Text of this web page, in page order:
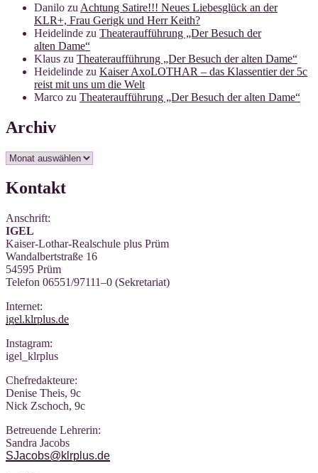
Danilo zu Achtung Satire!!! Neues Liebesglück an der
KLR+, Frau Gerigk und Herr Keith?
Heidelinde zu Theateraufführung „Der Besuch der
alten Dame“
Klaus zu Theateraufführung „Der Besuch der alten Dame“
Heidelinde zu Kaiser AxoLOTHAR – das Klassentier der 5c
reist mit uns um die Welt
Marco zu Theateraufführung „Der Besuch der alten Dame“
Archiv
Archiv
Kontakt
Anschrift:
IGEL
Kai­ser-Lothar-Real­schu­le plus Prüm
Wan­dal­bert­stra­ße 16
54595 Prüm
Tele­fon 06551/97111–0 (Sekre­ta­ri­at)
Inter­net:
igel.klrplus.de
Insta­gram:
igel_klrplus
Chef­re­dak­teu­re:
Deni­se Theis, 9c
Nick Zscho­ch, 9c
Betreu­en­de Lehrerin:
San­dra Jacobs
SJacobs@klrplus.de